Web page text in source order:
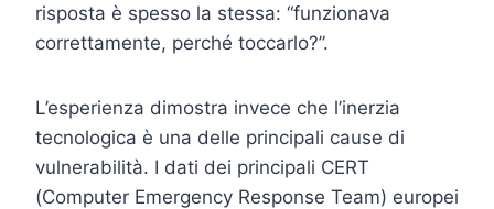
risposta è spesso la stessa: “funzionava
correttamente, perché toccarlo?”.
L’esperienza dimostra invece che l’inerzia
tecnologica è una delle principali cause di
vulnerabilità. I dati dei principali CERT
(Computer Emergency Response Team) europei